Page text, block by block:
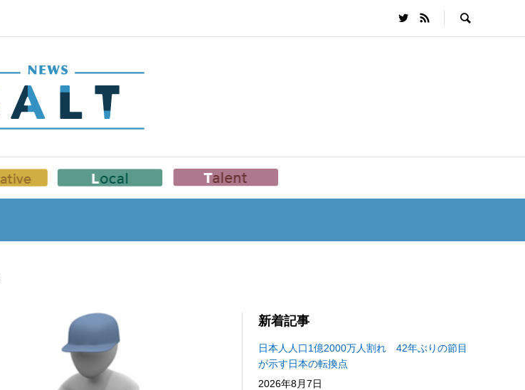
新着記事
日本人人口1億2000万人割れ 42年ぶりの節目
が示す日本の転換点
2026年8月7日